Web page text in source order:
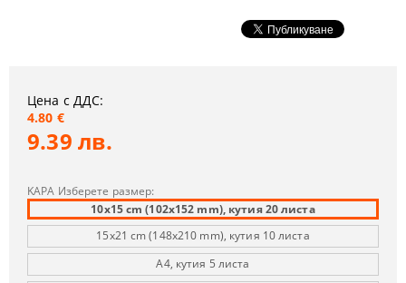
Цена с ДДС:
4.80 €
9.39 лв.
KAPA Изберете размер:
10x15 cm (102х152 mm), кутия 20 листа
15x21 cm (148x210 mm), кутия 10 листа
А4, кутия 5 листа